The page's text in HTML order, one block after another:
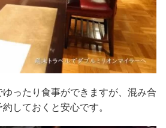
ったり食事ができますが、混み合
しておくと安心です。